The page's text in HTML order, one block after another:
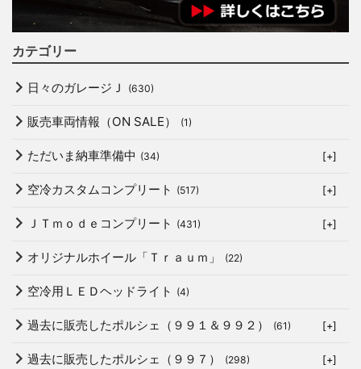
カテゴリー
日々のガレージＪ (630)
販売車両情報（ON SALE） (1)
ただいま納車準備中 (34) [+]
空冷カスタムコンプリート (517) [+]
ＪＴｍｏｄｅコンプリート (431) [+]
オリジナルホイール「Ｔｒａｕｍ」 (22)
空冷用ＬＥＤヘッドライト (4)
過去に販売したポルシェ（９９１＆９９２） (61) [+]
過去に販売したポルシェ（９９７） (298) [+]